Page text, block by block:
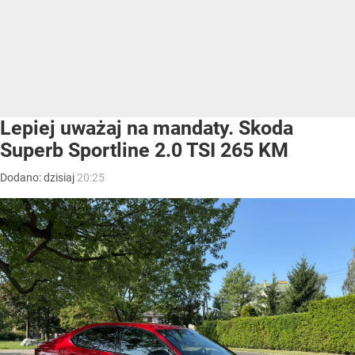
Lepiej uważaj na mandaty. Skoda
Superb Sportline 2.0 TSI 265 KM
Dodano:dzisiaj 20:25